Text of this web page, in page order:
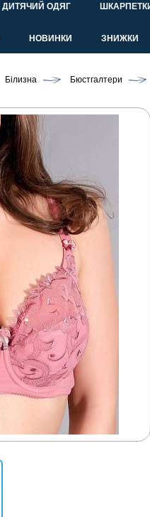
ДИТЯЧИЙ ОДЯГ
НОВИНКИ ЗНИЖКИ
Білизна Бюстгалтери